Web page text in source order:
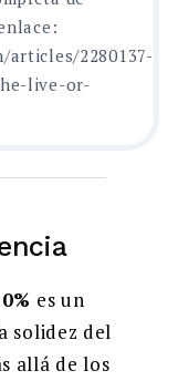
2280137-
live-or-
es un
solidez del
allá de los